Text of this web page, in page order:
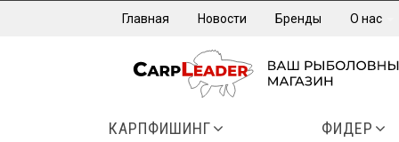
Главная Новости Бренды О нас
КАРПФИШИНГ ФИДЕР